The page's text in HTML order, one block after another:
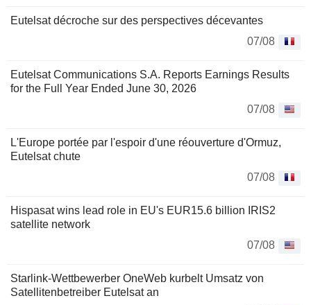
Eutelsat décroche sur des perspectives décevantes
07/08
Eutelsat Communications S.A. Reports Earnings Results
for the Full Year Ended June 30, 2026
07/08
L'Europe portée par l'espoir d'une réouverture d'Ormuz,
Eutelsat chute
07/08
Hispasat wins lead role in EU's EUR15.6 billion IRIS2
satellite network
07/08
Starlink-Wettbewerber OneWeb kurbelt Umsatz von
Satellitenbetreiber Eutelsat an